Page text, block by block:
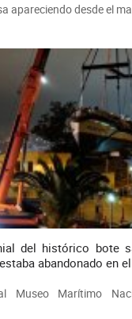
apareciendo desde el
del histórico bote
abandonado en
Museo Marítimo